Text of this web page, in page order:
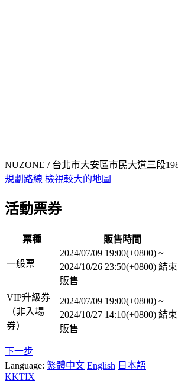
NUZONE / 台北市大安區市民大道三段
規劃路線 檢視較大的地圖
活動票券
票種 販售時間
一般票
2024/07/09 19:00(+0800) ~
2024/10/26 23:50(+0800) 結束
販售
VIP升級券
（非入場
券）
2024/07/09 19:00(+0800) ~
2024/10/27 14:10(+0800) 結束
販售
下一步
Language: 繁體中文 English 日本語
KKTIX